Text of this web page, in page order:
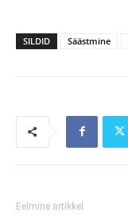
SILDID Säästmine
Eelmine artikkel